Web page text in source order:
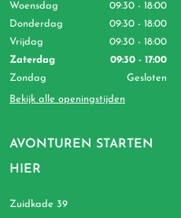
AVONTUREN STARTEN
HIER
Zuidkade 39
Woensdag
09:30 - 18:00
Donderdag
09:30 - 18:00
Vrijdag
09:30 - 18:00
Zaterdag
09:30 - 17:00
Zondag
Gesloten
Bekijk alle openingstijden